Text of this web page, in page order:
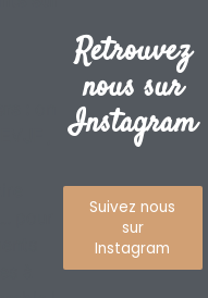
Retrouvez
nous sur
Instagram
Suivez nous
sur
Instagram